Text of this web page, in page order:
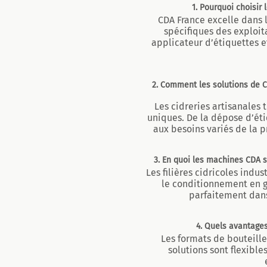
1. Pourquoi choisir
CDA France excelle
spécifiques des
applicateur d’étiquettes
2. Comment les solutions de
Les cidreries artisanales
uniques. De la dépose
aux besoins variés de la
3. En quoi les machines
Les filières cidricoles
le conditionnement en
parfaitement
4. Quels
Les formats de
solutions sont